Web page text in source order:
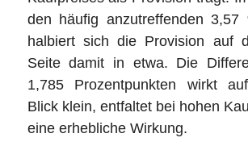
den häufig anzutreffenden
halbiert sich die Provision auf
Seite damit in etwa. Die
1,785 Prozentpunkten wirkt
Blick klein, entfaltet bei hohen
eine erhebliche Wirkung.